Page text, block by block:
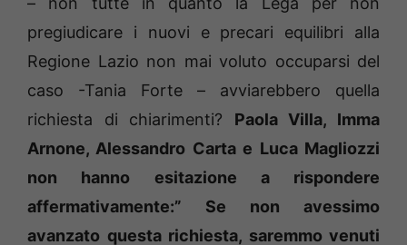
pregiudicare i nuovi e precari equilibri alla
Regione Lazio non mai voluto occuparsi del
caso -Tania Forte – avviarebbero quella
richiesta di chiarimenti? Paola Villa, Imma
Arnone, Alessandro Carta e Luca Magliozzi
non hanno esitazione a rispondere
affermativamente:” Se non avessimo
avanzato questa richiesta, saremmo venuti